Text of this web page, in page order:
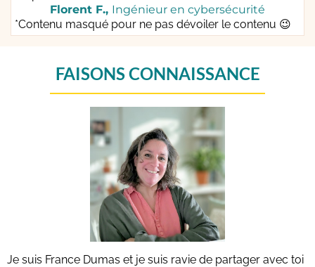
Florent F., Ingénieur en cybersécurité
*Contenu masqué pour ne pas dévoiler le contenu 😉
FAISONS CONNAISSANCE
Je suis France Dumas et je suis ravie de partager avec toi